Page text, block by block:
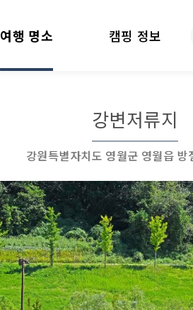
여행 명소 캠핑 정보
강변저류지
강원특별자치도 영월군 영월읍